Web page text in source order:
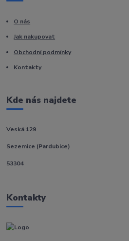
O nás
Jak nakupovat
Obchodní podmínky
Kontakty
Kde nás najdete
Veská 129
Sezemice (Pardubice)
53304
Kontakty